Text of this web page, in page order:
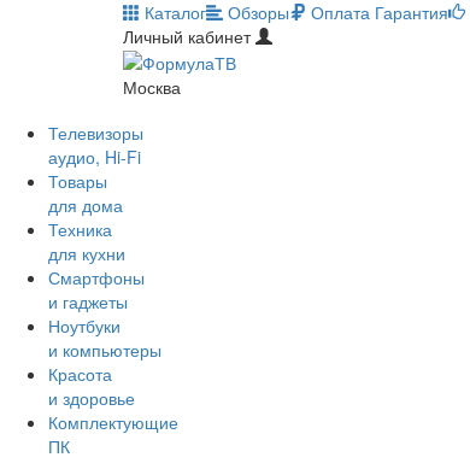
Каталог Обзоры Оплата Гарантия
Личный кабинет
Москва
Телевизоры
аудио, Hi-Fi
Товары
для дома
Техника
для кухни
Смартфоны
и гаджеты
Ноутбуки
и компьютеры
Красота
и здоровье
Комплектующие
ПК